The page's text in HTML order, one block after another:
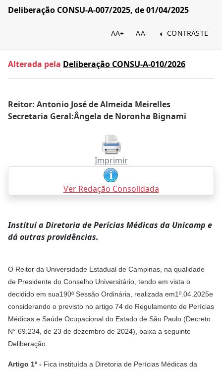
Deliberação CONSU-A-007/2025, de 01/04/2025
AA+ AA- CONTRASTE
Alterada pela Deliberação CONSU-A-010/2026
Reitor: Antonio José de Almeida Meirelles
Secretaria Geral:Ângela de Noronha Bignami
Imprimir
Ver Redação Consolidada
Institui a Diretoria de Perícias Médicas da Unicamp e
dá outras providências.
O Reitor da Universidade Estadual de Campinas, na qualidade
de Presidente do Conselho Universitário, tendo em vista o
decidido em sua190ª Sessão Ordinária, realizada em1º.04.2025e
considerando o previsto no artigo 74 do Regulamento de Perícias
Médicas e Saúde Ocupacional do Estado de São Paulo (Decreto
N° 69.234, de 23 de dezembro de 2024), baixa a seguinte
Deliberação:
Artigo 1º - Fica instituída a Diretoria de Perícias Médicas da